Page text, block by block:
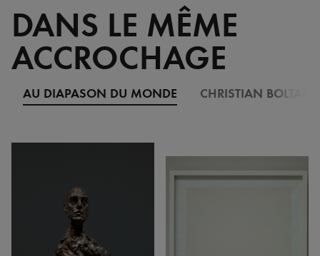
DANS LE MÊME
ACCROCHAGE
AU DIAPASON DU MONDE CHRISTIAN